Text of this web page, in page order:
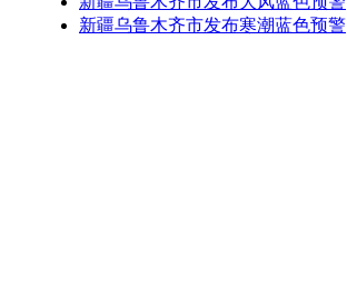
新疆乌鲁木齐市发布寒潮蓝色预警